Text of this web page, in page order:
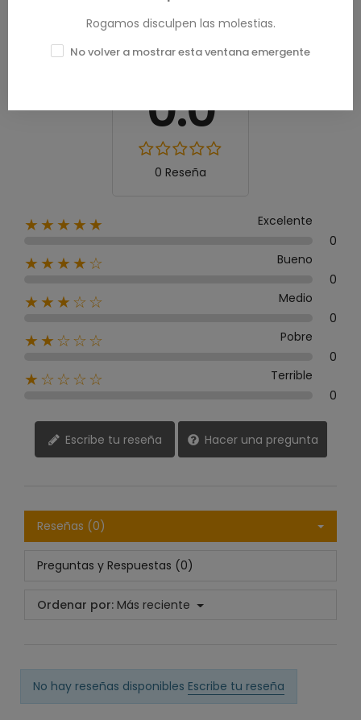
0.0
0 Reseña
★★★★★
Excelente
0
★★★★☆
Bueno
0
★★★☆☆
Medio
0
★★☆☆☆
Pobre
0
★☆☆☆☆
Terrible
0
Escribe tu reseña Hacer una pregunta
Reseñas (0)
Preguntas y Respuestas (0)
Ordenar por: Más reciente
No hay reseñas disponibles Escribe tu reseña
Rogamos disculpen las molestias.
No volver a mostrar esta ventana emergente